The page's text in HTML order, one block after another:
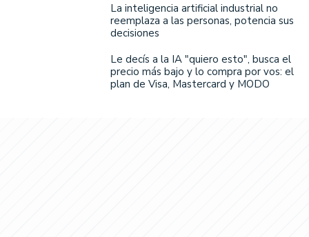
La inteligencia artificial industrial no
reemplaza a las personas, potencia sus
decisiones
Le decís a la IA "quiero esto", busca el
precio más bajo y lo compra por vos: el
plan de Visa, Mastercard y MODO